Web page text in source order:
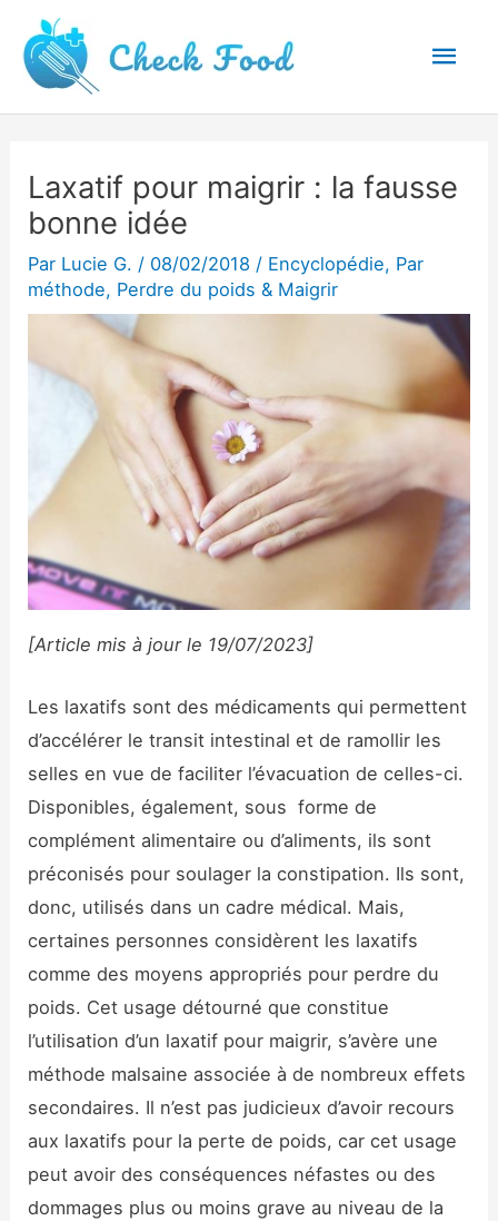
contenu
Laxatif pour maigrir : la fausse
bonne idée
Par Lucie G. / 08/02/2018 / Encyclopédie, Par
méthode, Perdre du poids & Maigrir
[Article mis à jour le 19/07/2023]
Les laxatifs sont des médicaments qui permettent
d’accélérer le transit intestinal et de ramollir les
selles en vue de faciliter l’évacuation de celles-ci.
Disponibles, également, sous forme de
complément alimentaire ou d’aliments, ils sont
préconisés pour soulager la constipation. Ils sont,
donc, utilisés dans un cadre médical. Mais,
certaines personnes considèrent les laxatifs
comme des moyens appropriés pour perdre du
poids. Cet usage détourné que constitue
l’utilisation d’un laxatif pour maigrir, s’avère une
méthode malsaine associée à de nombreux effets
secondaires. Il n’est pas judicieux d’avoir recours
aux laxatifs pour la perte de poids, car cet usage
peut avoir des conséquences néfastes ou des
dommages plus ou moins grave au niveau de la